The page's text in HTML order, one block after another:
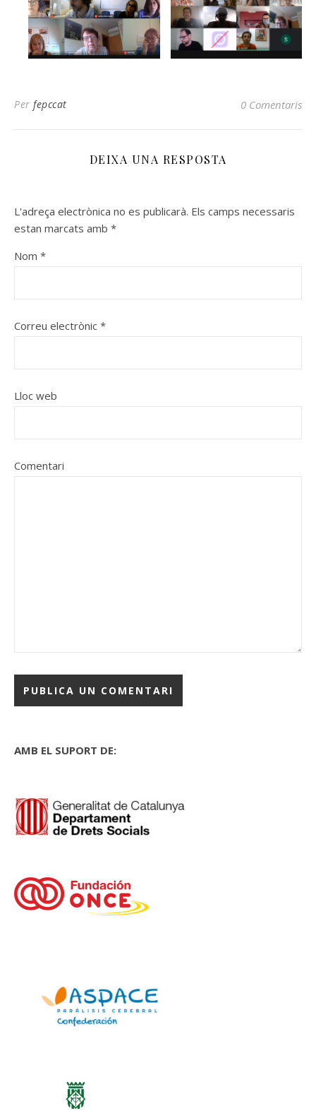
Per fepccat 0 Comentaris
DEIXA UNA RESPOSTA
L'adreça electrònica no es publicarà. Els camps necessaris
estan marcats amb *
Nom *
Correu electrònic *
Lloc web
Comentari
AMB EL SUPORT DE: